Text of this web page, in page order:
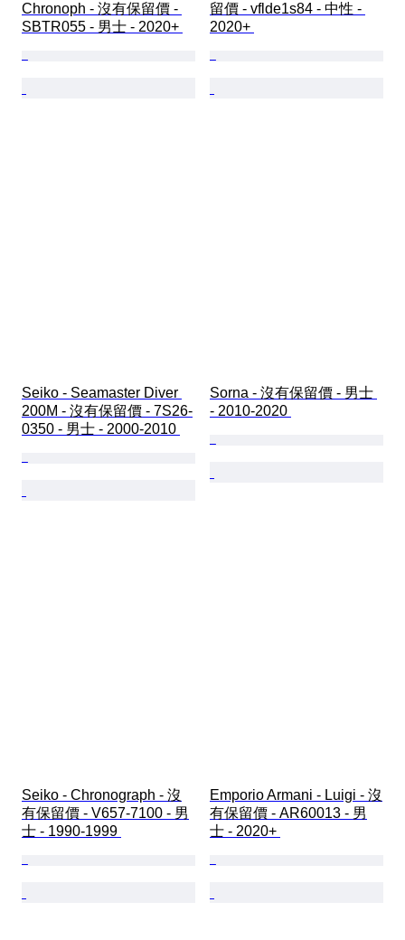
Chronoph - 沒有保留價 -
SBTR055 - 男士 - 2020+
留價 - vflde1s84 - 中性 -
2020+
Seiko - Seamaster Diver
200M - 沒有保留價 - 7S26-
0350 - 男士 - 2000-2010
Sorna - 沒有保留價 - 男士
- 2010-2020
Seiko - Chronograph - 沒
有保留價 - V657-7100 - 男
士 - 1990-1999
Emporio Armani - Luigi - 沒
有保留價 - AR60013 - 男
士 - 2020+